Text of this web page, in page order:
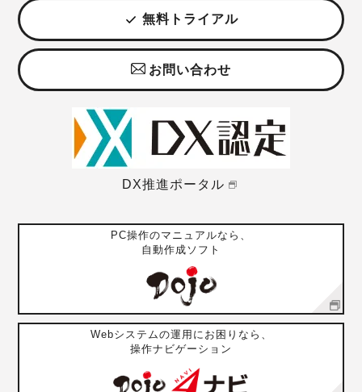
無料トライアル
お問い合わせ
DX推進ポータル
PC操作のマニュアルなら、
自動作成ソフト
Webシステムの運用にお困りなら、
操作ナビゲーション